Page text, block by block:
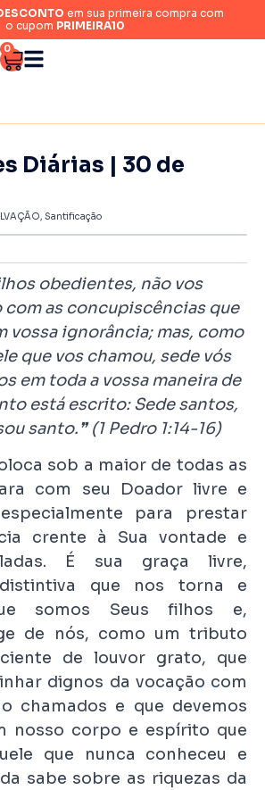
em sua primeira compra com
o cupom PRIMEIRA10
0
Diárias | 30 de
, Santificação
obedientes, não vos
as concupiscências que
vossa ignorância; mas, como
que vos chamou, sede vós
em toda a vossa maneira de
está escrito: Sede santos,
santo.❞ (1 Pedro 1:14-16)
sob a maior de todas as
com seu Doador livre e
para prestar
crente à Sua vontade e
É sua graça livre,
que nos torna e
somos Seus filhos e,
de nós, como um tributo
de louvor grato, que
dignos da vocação com
chamados e que devemos
nosso corpo e espírito que
que nunca conheceu e
sabe sobre as riquezas da